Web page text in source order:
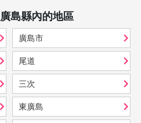
廣島縣內的地區
廣島市
尾道
三次
東廣島